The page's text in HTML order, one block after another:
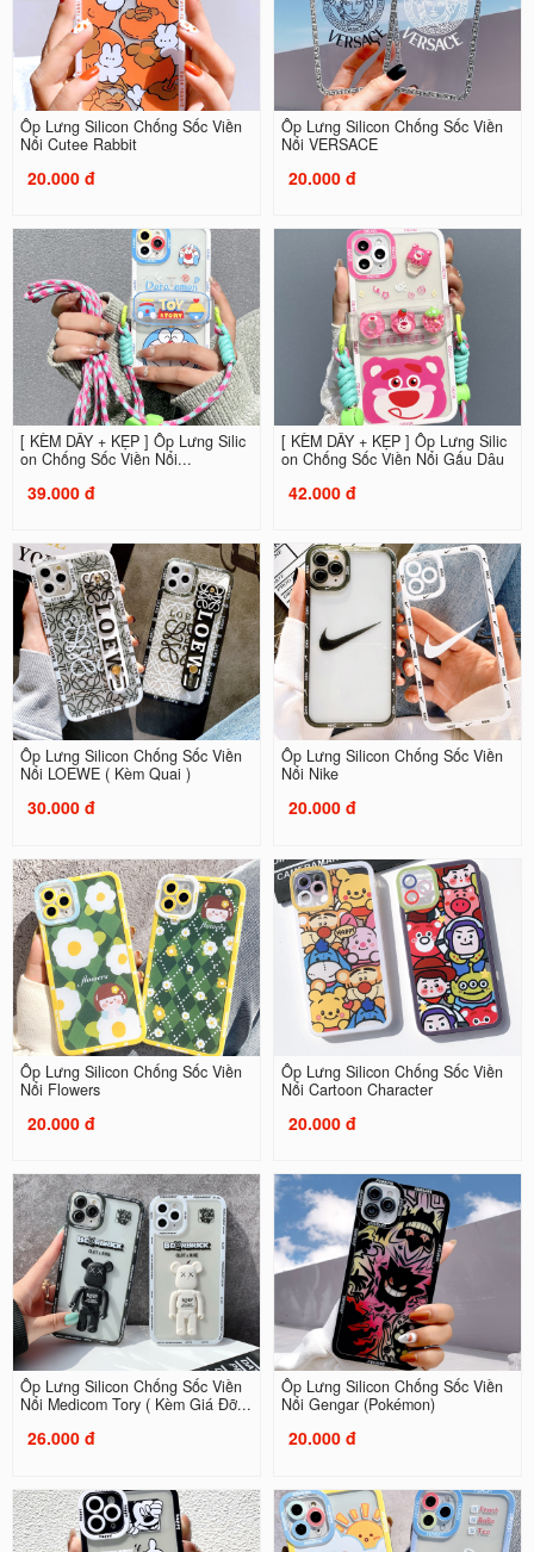
Ốp Lưng Silicon Chống Sốc Viền
Nổi Cutee Rabbit
20.000 đ
Ốp Lưng Silicon Chống Sốc Viền
Nổi VERSACE
20.000 đ
[ KÈM DÂY + KẸP ] Ốp Lưng Silic
on Chống Sốc Viền Nổi...
39.000 đ
[ KÈM DÂY + KẸP ] Ốp Lưng Silic
on Chống Sốc Viền Nổi Gấu Dâu
42.000 đ
Ốp Lưng Silicon Chống Sốc Viền
Nổi LOEWE ( Kèm Quai )
30.000 đ
Ốp Lưng Silicon Chống Sốc Viền
Nổi Nike
20.000 đ
Ốp Lưng Silicon Chống Sốc Viền
Nổi Flowers
20.000 đ
Ốp Lưng Silicon Chống Sốc Viền
Nổi Cartoon Character
20.000 đ
Ốp Lưng Silicon Chống Sốc Viền
Nổi Medicom Tory ( Kèm Giá Đỡ...
26.000 đ
Ốp Lưng Silicon Chống Sốc Viền
Nổi Gengar (Pokémon)
20.000 đ